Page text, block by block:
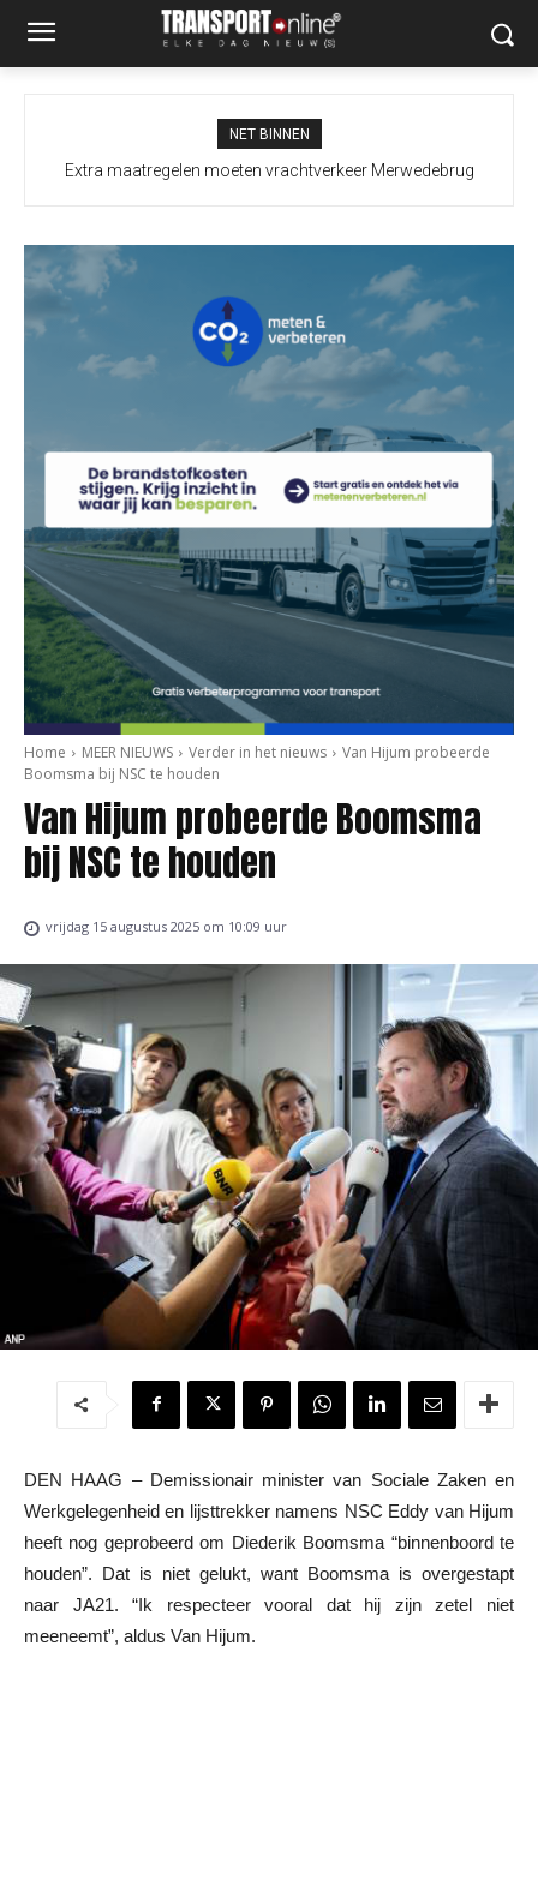
NET BINNEN
Extra maatregelen moeten vrachtverkeer Merwedebrug
Home MEER NIEUWS Verder in het nieuws
Van Hijum probeerde
Boomsma bij NSC te houden
Van Hijum probeerde Boomsma
bij NSC te houden
vrijdag 15 augustus 2025 om 10:09 uur
DEN HAAG – Demissionair minister van Sociale Zaken en
Werkgelegenheid en lijsttrekker namens NSC Eddy van Hijum
heeft nog geprobeerd om Diederik Boomsma “binnenboord te
houden”. Dat is niet gelukt, want Boomsma is overgestapt
naar JA21. “Ik respecteer vooral dat hij zijn zetel niet
meeneemt”, aldus Van Hijum.